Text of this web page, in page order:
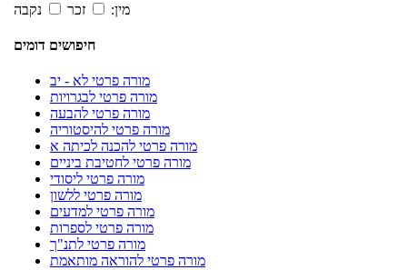
מין:
זכר נקבה
חיפושים דומים
מורה פרטי לא - יב
מורה פרטי לבגרויות
מורה פרטי להבעה
מורה פרטי להיסטוריה
מורה פרטי להכנה לכיתה א
מורה פרטי לחטיבת ביניים
מורה פרטי ליסודי
מורה פרטי ללשון
מורה פרטי למדעים
מורה פרטי לספרות
מורה פרטי לתנ"ך
מורה פרטי להוראה מותאמת